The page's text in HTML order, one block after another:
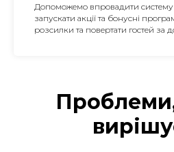
Допоможемо впровадити систему
запускати акції та бонусні
розсилки та повертати гостей за